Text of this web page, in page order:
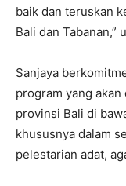
baik dan teruskan
Bali dan Tabanan,”
Sanjaya
program yang
provinsi Bali di
khususnya dalam
pelestarian adat,